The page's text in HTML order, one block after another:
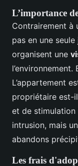
L’importance
Contrairement à
pas en une
organisent une
L’appartement
propriétaire est-
et de stimulation
intrusion, mais
abandons
Les frais